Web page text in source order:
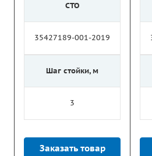
СТО
35427189-001-2019
Шаг стойки, м
3
Заказать товар